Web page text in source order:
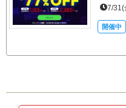
7/31(
開催中